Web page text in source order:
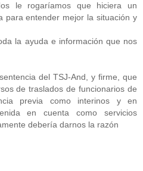
le rogaríamos que hiciera un
para entender mejor la situación y
la ayuda e información que nos
del TSJ-And, y firme, que
de traslados de funcionarios de
previa como interinos y en
en cuenta como servicios
debería darnos la razón